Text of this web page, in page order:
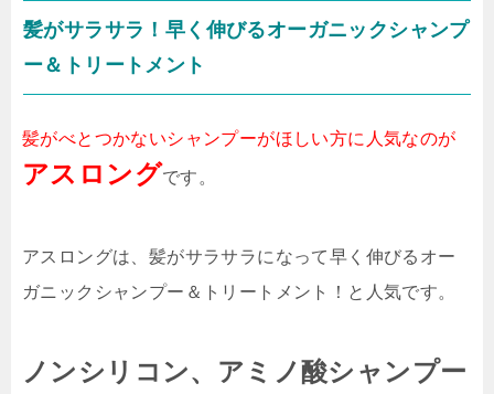
髪がサラサラ！早く伸びるオーガニックシャンプ
ー＆トリートメント
髪がべとつかないシャンプーがほしい方に人気なのが
アスロングです。
アスロングは、髪がサラサラになって早く伸びるオー
ガニックシャンプー＆トリートメント！と人気です。
ノンシリコン、アミノ酸シャンプー